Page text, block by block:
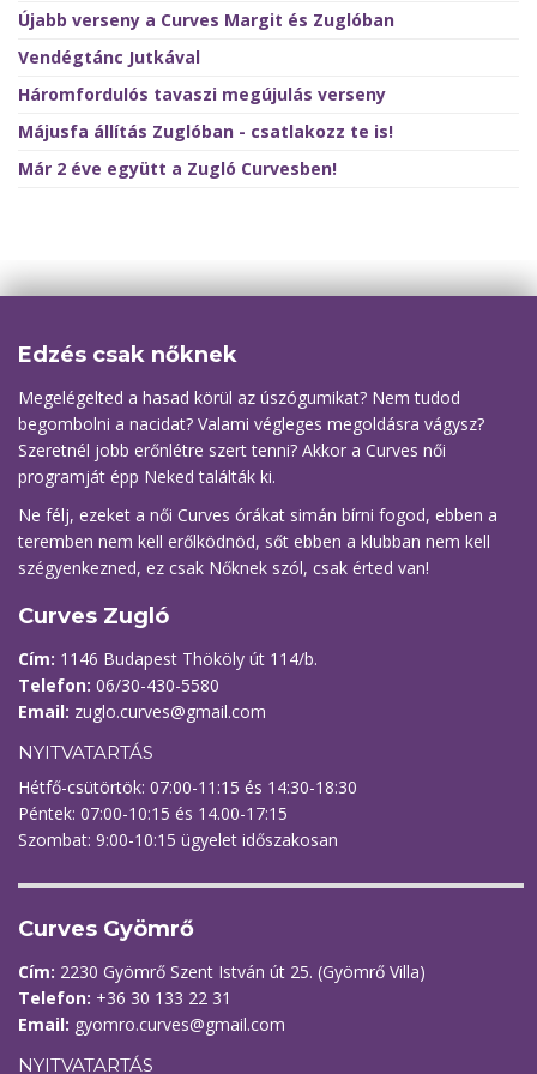
Újabb verseny a Curves Margit és Zuglóban
Vendégtánc Jutkával
Háromfordulós tavaszi megújulás verseny
Májusfa állítás Zuglóban - csatlakozz te is!
Már 2 éve együtt a Zugló Curvesben!
Edzés csak nőknek
Megelégelted a hasad körül az úszógumikat? Nem tudod
begombolni a nacidat? Valami végleges megoldásra vágysz?
Szeretnél jobb erőnlétre szert tenni? Akkor a Curves női
programját épp Neked találták ki.
Ne félj, ezeket a női Curves órákat simán bírni fogod, ebben a
teremben nem kell erőlködnöd, sőt ebben a klubban nem kell
szégyenkezned, ez csak Nőknek szól, csak érted van!
Curves Zugló
Cím: 1146 Budapest Thököly út 114/b.
Telefon: 06/30-430-5580
Email: zuglo.curves@gmail.com
NYITVATARTÁS
Hétfő-csütörtök: 07:00-11:15 és 14:30-18:30
Péntek: 07:00-10:15 és 14.00-17:15
Szombat: 9:00-10:15 ügyelet időszakosan
Curves Gyömrő
Cím: 2230 Gyömrő Szent István út 25. (Gyömrő Villa)
Telefon: +36 30 133 22 31
Email: gyomro.curves@gmail.com
NYITVATARTÁS